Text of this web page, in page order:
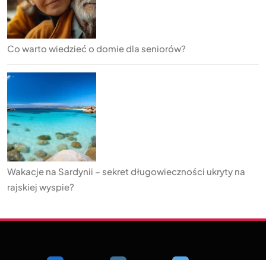
Co warto wiedzieć o domie dla seniorów?
Wakacje na Sardynii – sekret długowieczności ukryty na
rajskiej wyspie?